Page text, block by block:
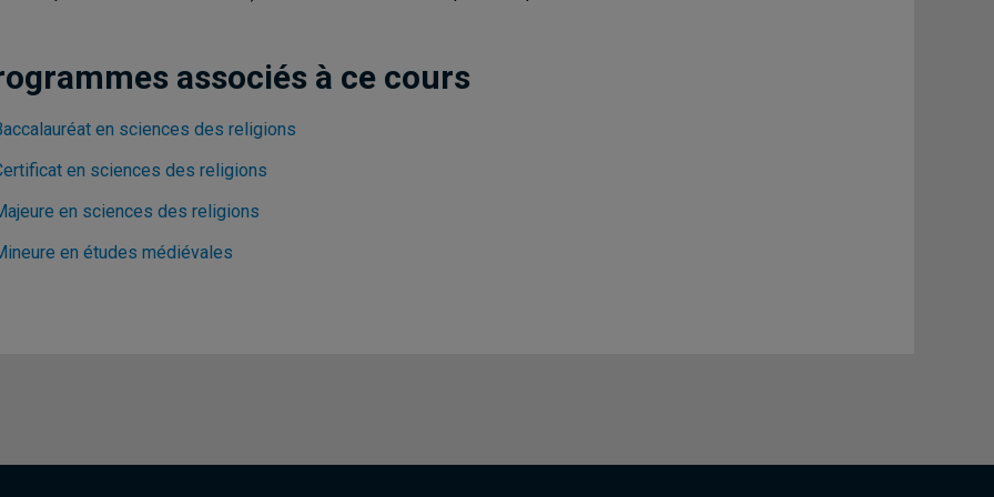
associés à ce cours
en sciences des religions
en sciences des religions
en sciences des religions
en études médiévales